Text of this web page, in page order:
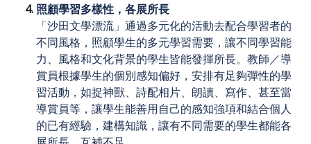
照顧學習多樣性，各展所長
「沙田文學漂流」通過多元化的活動去配合學習者的
不同風格，照顧學生的多元學習需要，讓不同學習能
力、風格和文化背景的學生皆能發揮所長。教師／導
賞員根據學生的個別感知偏好，安排有足夠彈性的學
習活動，如捉神獸、詩配相片、朗讀、寫作、甚至當
導賞員等，讓學生能善用自己的感知強項和結合個人
的已有經驗，建構知識，讓有不同需要的學生都能各